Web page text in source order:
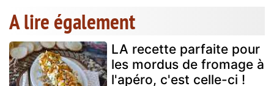
A lire également
LA recette parfaite pour
les mordus de fromage à
l'apéro, c'est celle-ci !